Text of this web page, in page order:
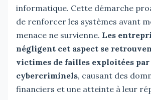
informatique. Cette démarche
de renforcer les systèmes avant
menace ne survienne. Les
négligent cet aspect se
victimes de failles exploitées par
cybercriminels, causant des
financiers et une atteinte à leur